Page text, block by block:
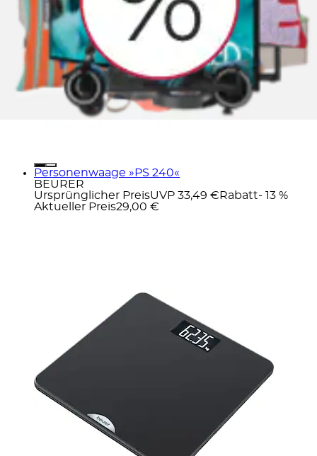
Personenwaage »PS 240«
BEURER
Ursprünglicher PreisUVP 33,49 € Rabatt- 13 %
Aktueller Preis29,00 €